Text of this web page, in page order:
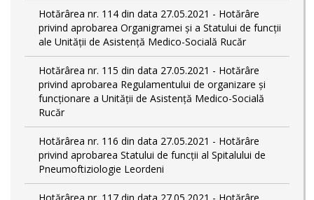
Hotărârea nr. 114 din data 27.05.2021 - Hotărâre
privind aprobarea Organigramei și a Statului de funcţii
ale Unității de Asistență Medico-Socială Rucăr
Hotărârea nr. 115 din data 27.05.2021 - Hotărâre
privind aprobarea Regulamentului de organizare și
funcționare a Unității de Asistență Medico-Socială
Rucăr
Hotărârea nr. 116 din data 27.05.2021 - Hotărâre
privind aprobarea Statului de funcţii al Spitalului de
Pneumoftiziologie Leordeni